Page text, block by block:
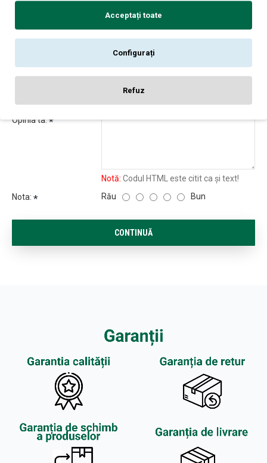
REVIEW-URI
Nu sunt opinii despre acest produs.
SPUNE-ŢI OPINIA
Opinia ta:
Notă: Codul HTML este citit ca şi text!
Nota:
Rău Bun
CONTINUĂ
Acceptați toate
Configurați
Refuz